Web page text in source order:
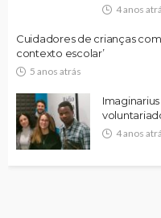
4 anos
Cuidadores de crianças
contexto escolar’
5 anos atrás
4 anos